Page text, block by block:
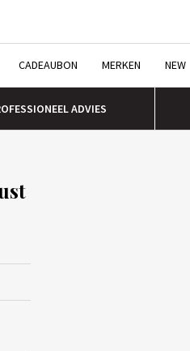
CADEAUBON MERKEN NEW
ADVIES